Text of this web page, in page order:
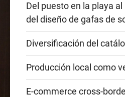
Del puesto en la playa
del diseño de gafas de
Diversificación del
Producción local como
E-commerce cross-